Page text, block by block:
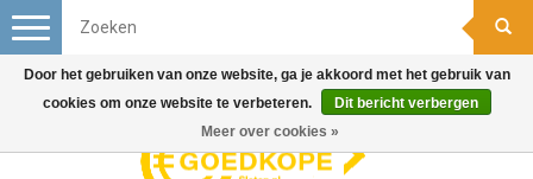
Toggle
navigation
Door het gebruiken van onze website, ga je akkoord met het gebruik van
cookies om onze website te verbeteren.
Dit bericht verbergen
Meer over cookies »